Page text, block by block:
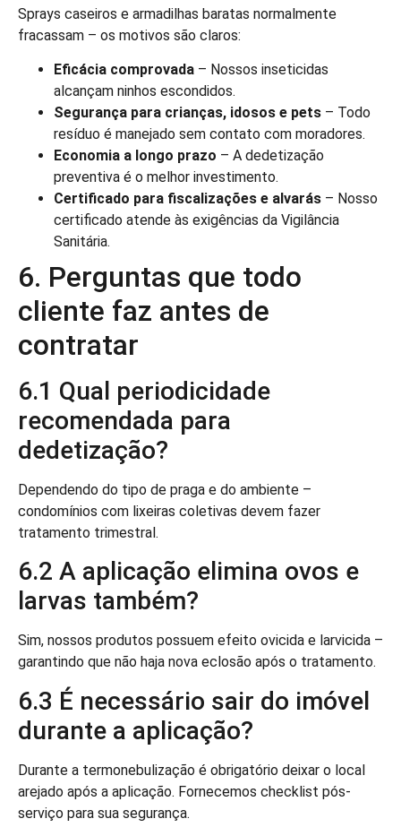
Sprays caseiros e armadilhas baratas normalmente
fracassam – os motivos são claros:
Eficácia comprovada – Nossos inseticidas
alcançam ninhos escondidos.
Segurança para crianças, idosos e pets – Todo
resíduo é manejado sem contato com moradores.
Economia a longo prazo – A dedetização
preventiva é o melhor investimento.
Certificado para fiscalizações e alvarás – Nosso
certificado atende às exigências da Vigilância
Sanitária.
6. Perguntas que todo
cliente faz antes de
contratar
6.1 Qual periodicidade
recomendada para
dedetização?
Dependendo do tipo de praga e do ambiente –
condomínios com lixeiras coletivas devem fazer
tratamento trimestral.
6.2 A aplicação elimina ovos e
larvas também?
Sim, nossos produtos possuem efeito ovicida e larvicida –
garantindo que não haja nova eclosão após o tratamento.
6.3 É necessário sair do imóvel
durante a aplicação?
Durante a termonebulização é obrigatório deixar o local
arejado após a aplicação. Fornecemos checklist pós-
serviço para sua segurança.